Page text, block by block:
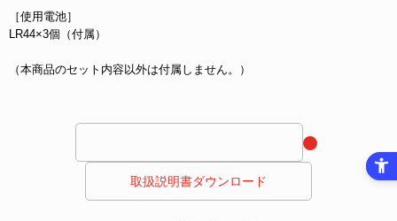
［使用電池］
LR44×3個（付属）
（本商品のセット内容以外は付属しません。）
取扱説明書ダウンロード